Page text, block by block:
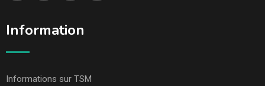
Information
Informations sur TSM